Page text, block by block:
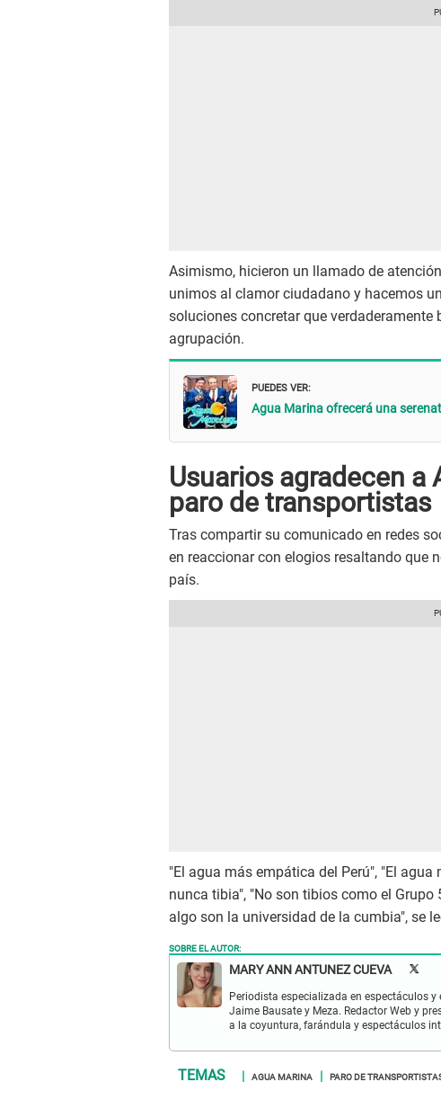
Asimismo, hicieron un llamado de
unimos al clamor ciudadano y hacemos
soluciones concretar que
agrupación.
PUEDES VER:
Agua Marina ofrecerá una
Usuarios agradecen a
paro de transportistas
Tras compartir su comunicado en redes
en reaccionar con elogios resaltando que
país.
"El agua más empática del Perú", "El
nunca tibia", "No son tibios como el Grupo
algo son la universidad de la cumbia", se
SOBRE EL AUTOR:
MARY ANN ANTUNEZ CUEVA
Periodista especializada en espectáculos
Jaime Bausate y Meza. Redactor Web y
a la coyuntura, farándula y espectáculos
AGUA MARINA PARO DE